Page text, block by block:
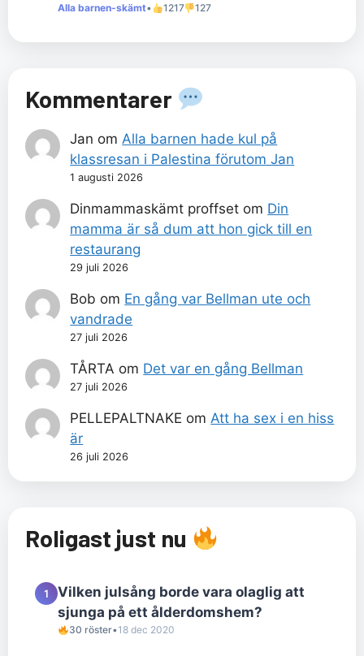
Alla barnen-skämt• 1217 127
Kommentarer
Jan om Alla barnen hade kul på
klassresan i Palestina förutom Jan
1 augusti 2026
Dinmammaskämt proffset om Din
mamma är så dum att hon gick till en
restaurang
29 juli 2026
Bob om En gång var Bellman ute och
vandrade
27 juli 2026
TÅRTA om Det var en gång Bellman
27 juli 2026
PELLEPALTNAKE om Att ha sex i en hiss
är
26 juli 2026
Roligast just nu
1
Vilken julsång borde vara olaglig att
sjunga på ett ålderdomshem?
30 röster•18 dec 2020